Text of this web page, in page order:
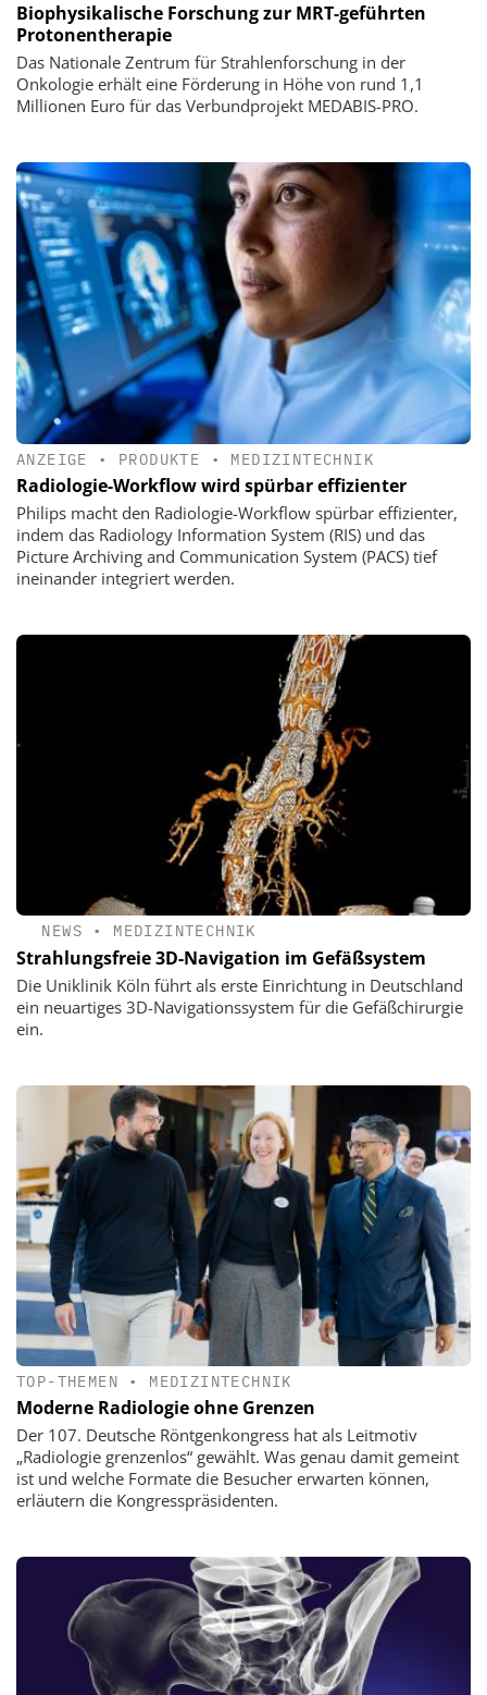
Biophysikalische Forschung zur MRT-geführten
Protonentherapie
Das Nationale Zentrum für Strahlenforschung in der
Onkologie erhält eine Förderung in Höhe von rund 1,1
Millionen Euro für das Verbundprojekt MEDABIS-PRO.
ANZEIGE • PRODUKTE • MEDIZINTECHNIK
Radiologie-Workflow wird spürbar effizienter
Philips macht den Radiologie-Workflow spürbar effizienter,
indem das Radiology Information System (RIS) und das
Picture Archiving and Communication System (PACS) tief
ineinander integriert werden.
NEWS • MEDIZINTECHNIK
Strahlungsfreie 3D-Navigation im Gefäßsystem
Die Uniklinik Köln führt als erste Einrichtung in Deutschland
ein neuartiges 3D-Navigationssystem für die Gefäßchirurgie
ein.
TOP-THEMEN • MEDIZINTECHNIK
Moderne Radiologie ohne Grenzen
Der 107. Deutsche Röntgenkongress hat als Leitmotiv
„Radiologie grenzenlos“ gewählt. Was genau damit gemeint
ist und welche Formate die Besucher erwarten können,
erläutern die Kongresspräsidenten.